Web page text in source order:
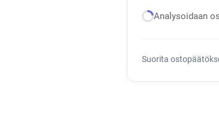
Analysoidaan
Suorita